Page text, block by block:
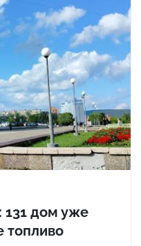
131 дом уже
топливо